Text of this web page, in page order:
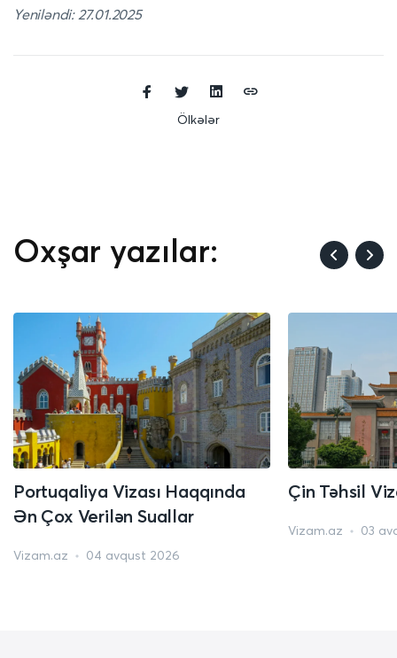
Yeniləndi: 27.01.2025
Ölkələr
Oxşar yazılar:
Portuqaliya Vizası Haqqında
Ən Çox Verilən Suallar
Vizam.az 04 avqust 2026
Çin Təhsil
Vizam.az 03